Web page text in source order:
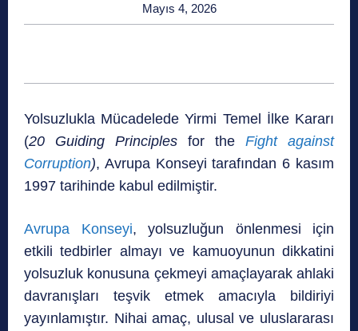
Mayıs 4, 2026
Yolsuzlukla Mücadelede Yirmi Temel İlke Kararı
(20 Guiding Principles for the Fight against
Corruption), Avrupa Konseyi tarafından 6 kasım
1997 tarihinde kabul edilmiştir.
Avrupa Konseyi, yolsuzluğun önlenmesi için
etkili tedbirler almayı ve kamuoyunun dikkatini
yolsuzluk konusuna çekmeyi amaçlayarak ahlaki
davranışları teşvik etmek amacıyla bildiriyi
yayınlamıştır. Nihai amaç, ulusal ve uluslararası